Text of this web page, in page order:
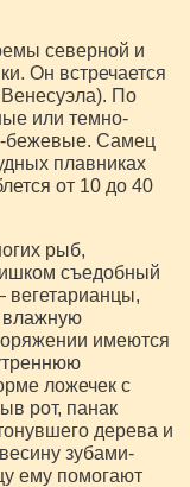
северной и
Он встречается
По
или темно-
бежевые. Самец
плавниках
от 10 до 40
рыб,
съедобный
влажную
имеются
ложечек с
рот, панак
дерева и
зубами-
ему помогают